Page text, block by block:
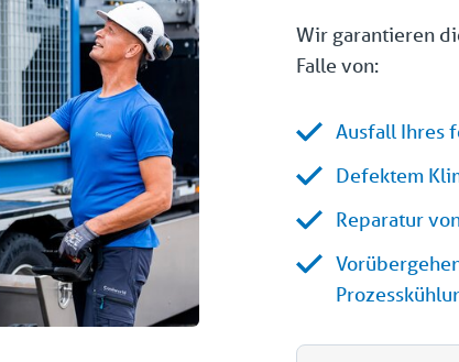
Wir garantieren
Falle von:
Ausfall Ihres
Defektem
Reparatur